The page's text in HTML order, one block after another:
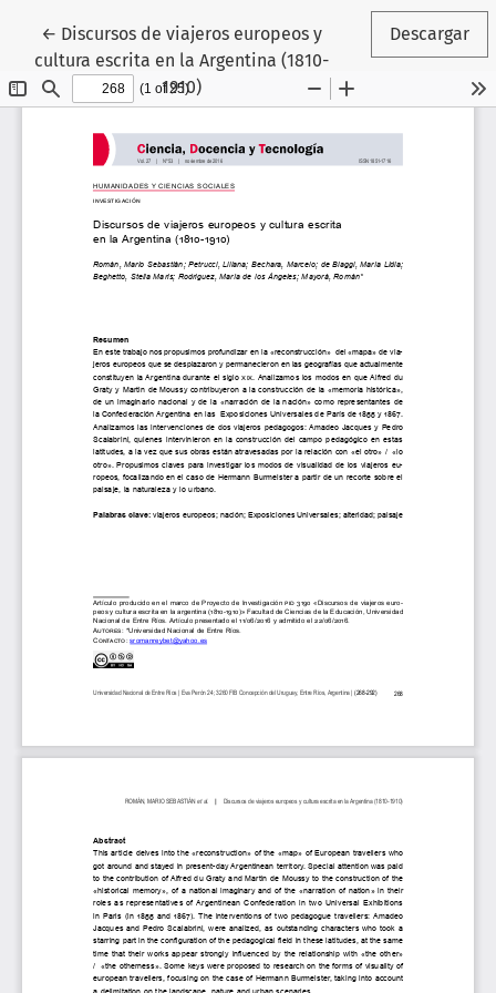
← Volver a los detalles del artículo
Discursos de viajeros europeos y
cultura escrita en la Argentina (1810-
1910)
Descargar